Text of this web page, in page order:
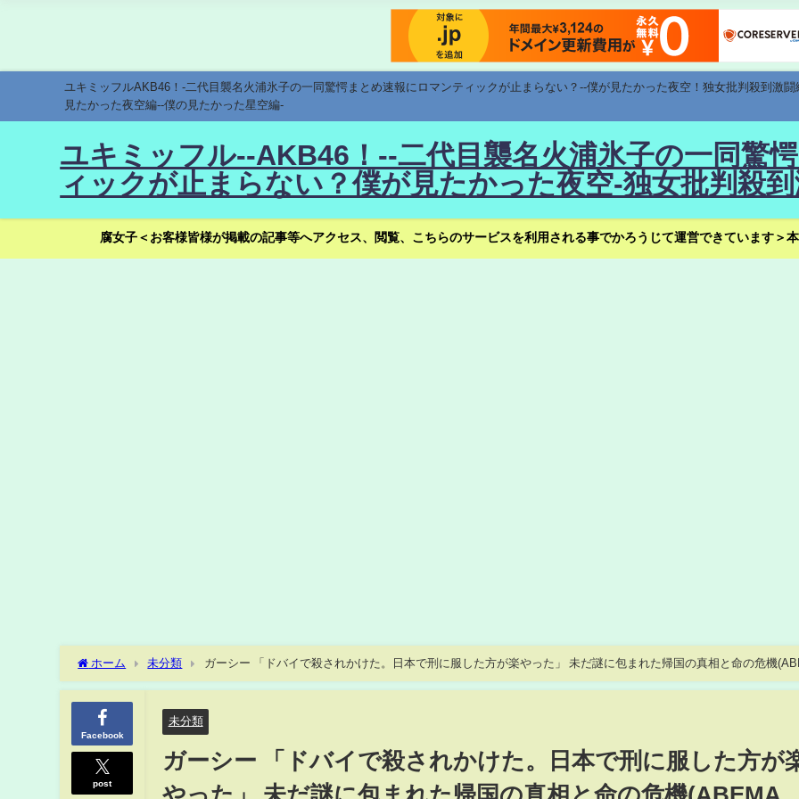
ユキミッフルAKB46！-二代目襲名火浦氷子の一同驚愕まとめ速報にロマンティックが止まらない？--僕が見たかった夜空！独女批判殺到激
見たかった夜空編--僕の見たかった星空編-
ユキミッフル--AKB46！--二代目襲名火浦氷子の一同驚
ィックが止まらない？僕が見たかった夜空-独女批判殺
腐女子＜お客様皆様が掲載の記事等へアクセス、閲覧、こちらのサービスを利用される事でかろうじて運営できています＞
ホーム 未分類
ガーシー 「ドバイで殺されかけた。日本で刑に服した方が楽やった」 未だ謎に包まれた帰国の真相と命の危機
TIMES)
Facebook
post
未分類
ガーシー 「ドバイで殺されかけた。日本で刑に服した方が